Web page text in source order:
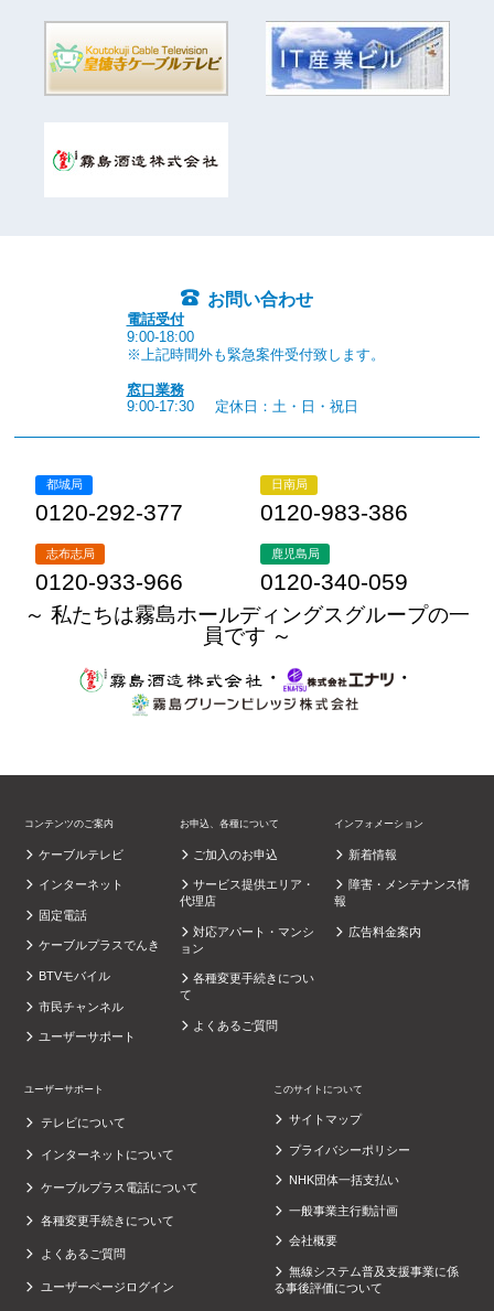
お問い合わせ
電話受付
9:00-18:00
※上記時間外も緊急案件受付致します。
窓口業務
9:00-17:30
定休日：土・日・祝日
都城局
0120-292-377
日南局
0120-983-386
志布志局
0120-933-966
鹿児島局
0120-340-059
～ 私たちは霧島ホールディングスグループの一
員です ～
・
・
コンテンツのご案内
ケーブルテレビ
インターネット
固定電話
ケーブルプラスでんき
BTVモバイル
市民チャンネル
ユーザーサポート
お申込、各種について
ご加入のお申込
サービス提供エリア・
代理店
対応アパート・マンシ
ョン
各種変更手続きについ
て
よくあるご質問
インフォメーション
新着情報
障害・メンテナンス情
報
広告料金案内
ユーザーサポート
テレビについて
インターネットについて
ケーブルプラス電話について
各種変更手続きについて
よくあるご質問
ユーザーページログイン
このサイトについて
サイトマップ
プライバシーポリシー
NHK団体一括支払い
一般事業主行動計画
会社概要
無線システム普及支援事業に係
る事後評価について